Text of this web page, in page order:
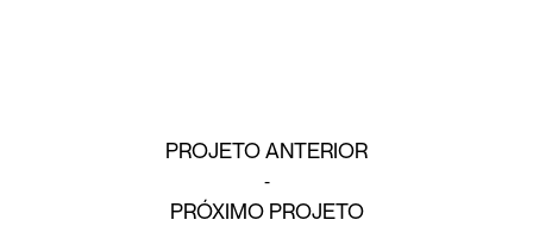
PROJETO ANTERIOR
PRÓXIMO PROJETO